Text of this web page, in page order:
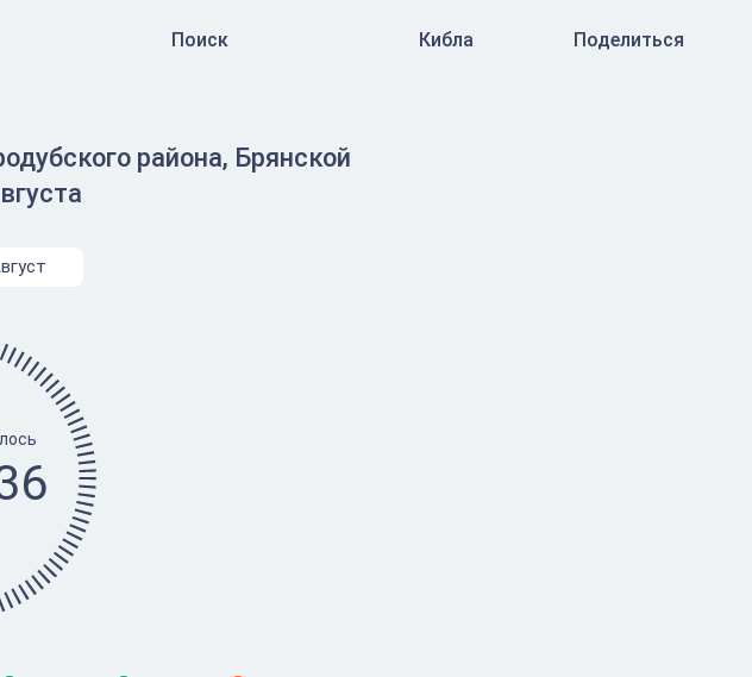
Поиск Кибла Поделиться
района, Брянской